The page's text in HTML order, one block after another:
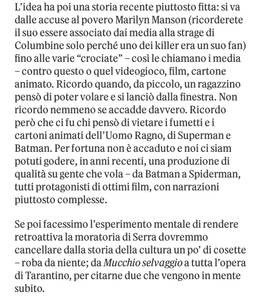
L’idea ha poi una storia recente piuttosto fitta: si va
dalle accuse al povero Marilyn Manson (ricorderete
il suo essere associato dai media alla strage di
Columbine solo perché uno dei killer era un suo fan)
fino alle varie “crociate” – così le chiamano i media
– contro questo o quel videogioco, film, cartone
animato. Ricordo quando, da piccolo, un ragazzino
pensò di poter volare e si lanciò dalla finestra. Non
ricordo nemmeno se accadde davvero. Ricordo
però che ci fu chi pensò di vietare i fumetti e i
cartoni animati dell’Uomo Ragno, di Superman e
Batman. Per fortuna non è accaduto e noi ci siam
potuti godere, in anni recenti, una produzione di
qualità su gente che vola – da Batman a Spiderman,
tutti protagonisti di ottimi film, con narrazioni
piuttosto complesse.
Se poi facessimo l’esperimento mentale di rendere
retroattiva la moratoria di Serra dovremmo
cancellare dalla storia della cultura un po’ di cosette
– roba da niente; daMucchio selvaggioa tutta l’opera
di Tarantino, per citarne due che vengono in mente
subito.